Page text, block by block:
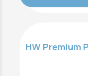
HW Premium